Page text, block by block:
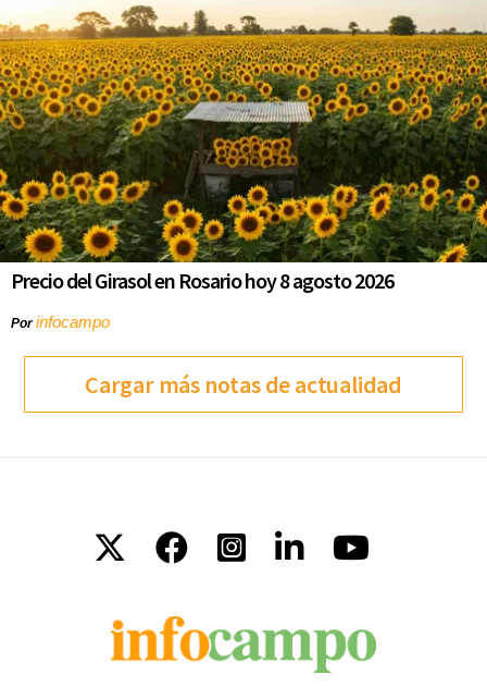
Precio del Girasol en Rosario hoy 8 agosto 2026
Porinfocampo
Cargar más notas de actualidad